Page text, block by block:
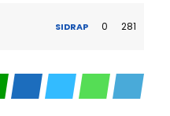
SIDRAP 0 281